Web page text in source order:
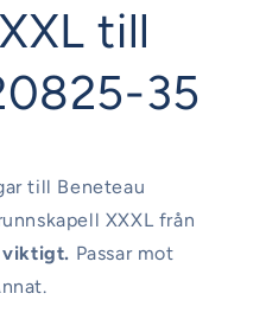
till
35
till Beneteau
XXXL från
viktigt. Passar mot